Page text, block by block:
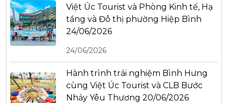
Việt Úc Tourist và Phòng Kinh tế, Hạ
tầng và Đô thị phường Hiệp Bình
24/06/2026
24/06/2026
Hành trình trải nghiệm Bình Hưng
cùng Việt Úc Tourist và CLB Bước
Nhảy Yêu Thương 20/06/2026